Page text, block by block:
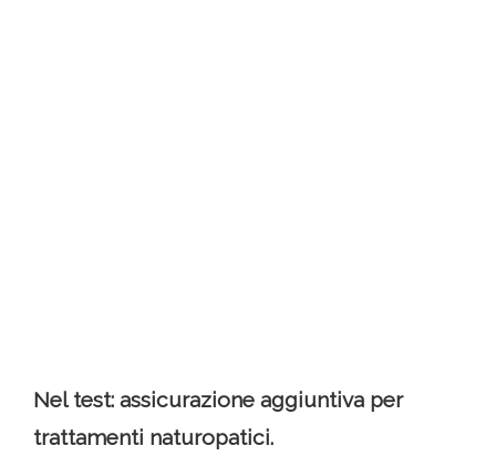
Nel test: assicurazione aggiuntiva per
trattamenti naturopatici.